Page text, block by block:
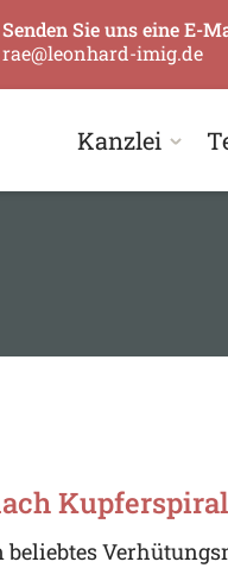
Senden Sie uns eine E-
rae@leonhard-imig.de
Kanzlei